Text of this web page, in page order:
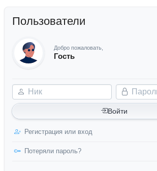
Пользователи
Добро пожаловать,
Гость
Ник Пароль
Войти
Регистрация или вход
Потеряли пароль?